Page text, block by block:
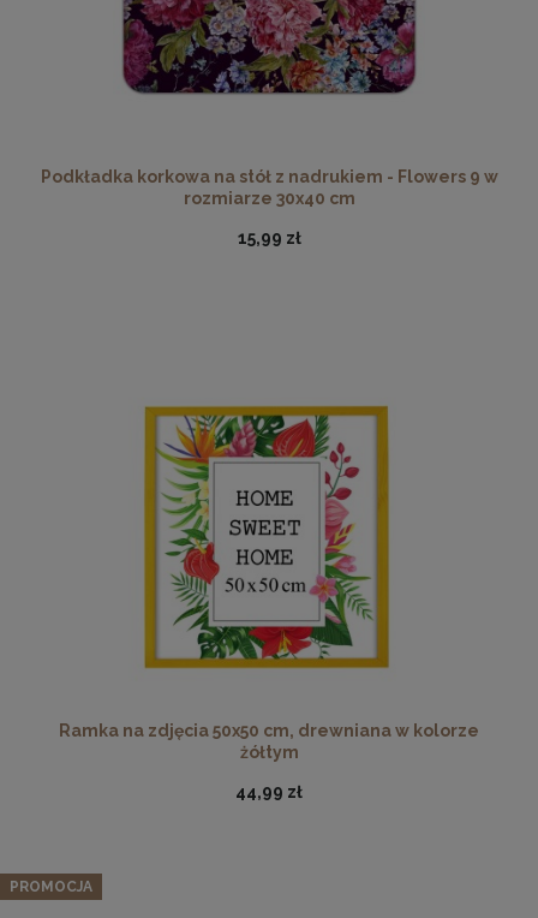
32,99 zł
DO KOSZYKA
Nowoczesna otwierana pufa 45x160 w kolorze grafitowym
519,99 zł
DO KOSZYKA
Podkładka korkowa na stół z nadrukiem - Flowers 9 w
rozmiarze 30x40 cm
15,99 zł
Ramka na zdjęcia 50x50 cm, drewniana w kolorze
żółtym
44,99 zł
PROMOCJA